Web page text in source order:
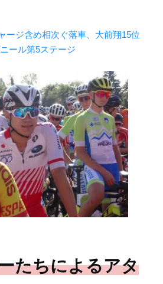
ージ含め相次ぐ落車、大前翔15位
ール第5ステージ
たちによるアタ